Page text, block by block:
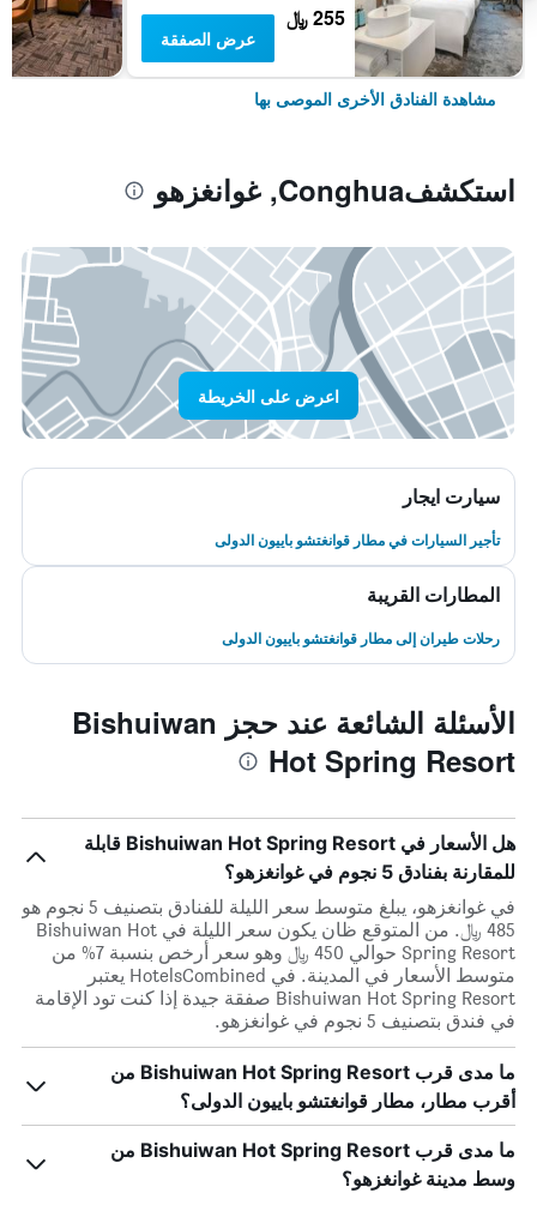
255 ﷼
عرض الصفقة
مشاهدة الفنادق الأخرى الموصى بها
استكشفConghua, غوانغزهو
اعرض على الخريطة
سيارت ايجار
تأجير السيارات في مطار قوانغتشو باييون الدولى
المطارات القريبة
رحلات طيران إلى مطار قوانغتشو باييون الدولى
الأسئلة الشائعة عند حجز Bishuiwan
Hot Spring Resort
هل الأسعار في Bishuiwan Hot Spring Resort قابلة
للمقارنة بفنادق 5 نجوم في غوانغزهو؟
في غوانغزهو، يبلغ متوسط ​​سعر الليلة للفنادق بتصنيف 5 نجوم هو
485 ﷼. من المتوقع ظان يكون سعر الليلة في Bishuiwan Hot
Spring Resort حوالي 450 ﷼ وهو سعر أرخص بنسبة 7% من
متوسط الأسعار في المدينة. في HotelsCombined يعتبر
Bishuiwan Hot Spring Resort صفقة جيدة إذا كنت تود الإقامة
في فندق بتصنيف 5 نجوم في غوانغزهو.
ما مدى قرب Bishuiwan Hot Spring Resort من
أقرب مطار، مطار قوانغتشو باييون الدولى؟
ما مدى قرب Bishuiwan Hot Spring Resort من
وسط مدينة غوانغزهو؟